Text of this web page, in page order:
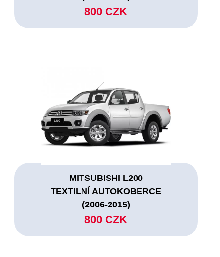
800 CZK
MITSUBISHI L200
TEXTILNÍ AUTOKOBERCE
(2006-2015)
800 CZK